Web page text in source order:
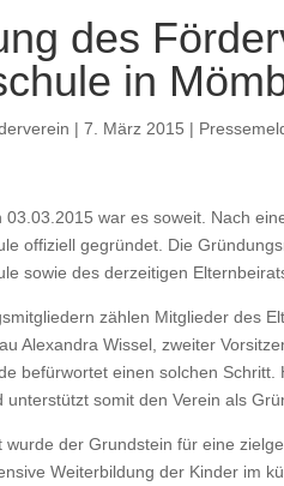
des
in
|7. März 2015 |
03.03.2015 war es soweit. Nach
offiziell gegründet. Die
sowie des derzeitigen
zählen Mitglieder des
Alexandra Wissel, zweiter
befürwortet einen solchen
unterstützt somit den Verein als
wurde der Grundstein für eine
Weiterbildung der Kinder im